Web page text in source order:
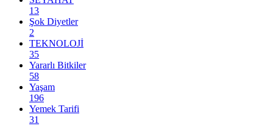
13
Şok Diyetler
2
TEKNOLOJİ
35
Yararlı Bitkiler
58
Yaşam
196
Yemek Tarifi
31